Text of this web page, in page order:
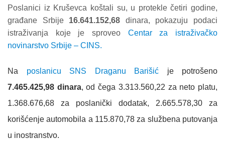
Poslanici iz Kruševca koštali su, u protekle četiri godine,
građane Srbije 16.641.152,68 dinara, pokazuju podaci
istraživanja koje je sproveo Centar za istraživačko
novinarstvo Srbije – CINS.
Na poslanicu SNS Draganu Barišić je potrošeno
7.465.425,98 dinara, od čega 3.313.560,22 za neto platu,
1.368.676,68 za poslanički dodatak, 2.665.578,30 za
korišćenje automobila a 115.870,78 za službena putovanja
u inostranstvo.